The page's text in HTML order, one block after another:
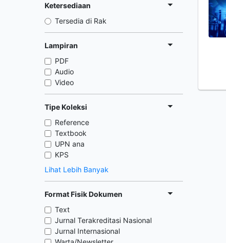
Ketersediaan
Tersedia di Rak
Lampiran
PDF
Audio
Video
Tipe Koleksi
Reference
Textbook
UPN ana
KPS
Lihat Lebih Banyak
Format Fisik Dokumen
Text
Jurnal Terakreditasi Nasional
Jurnal Internasional